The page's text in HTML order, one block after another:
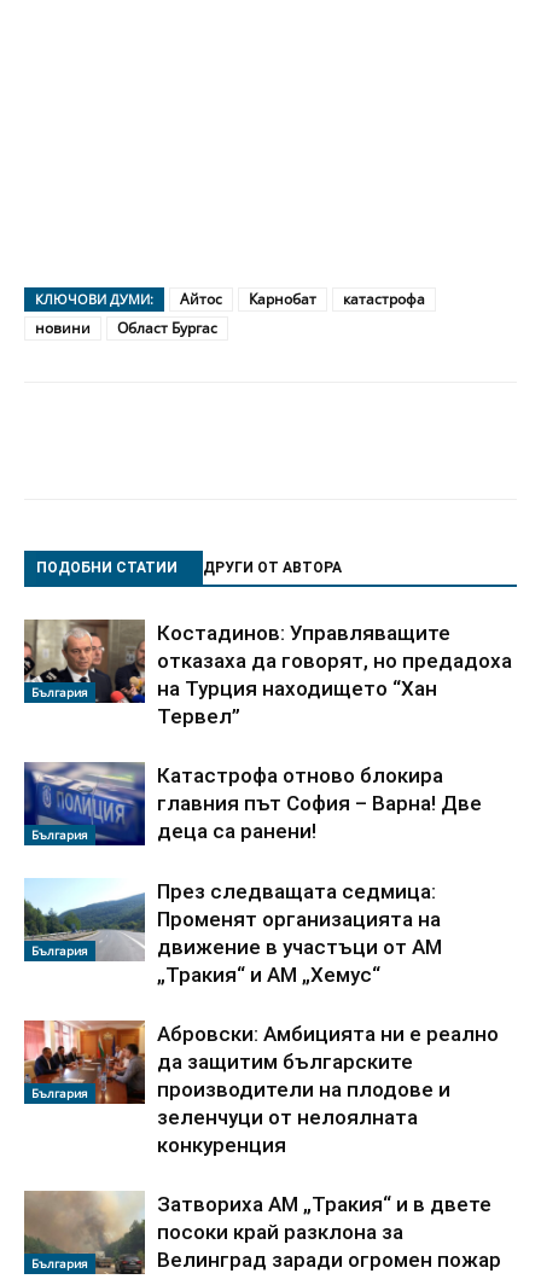
КЛЮЧОВИ ДУМИ: Айтос Карнобат
катастрофа
новини
Област Бургас
ПОДОБНИ СТАТИИ ДРУГИ ОТ АВТОРА
България
Костадинов: Управляващите
отказаха да говорят, но предадоха
на Турция находището “Хан
Тервел”
България
Катастрофа отново блокира
главния път София – Варна! Две
деца са ранени!
България
През следващата седмица:
Променят организацията на
движение в участъци от АМ
„Тракия“ и АМ „Хемус“
България
Абровски: Амбицията ни е реално
да защитим българските
производители на плодове и
зеленчуци от нелоялната
конкуренция
България
Затвориха АМ „Тракия“ и в двете
посоки край разклона за
Велинград заради огромен пожар